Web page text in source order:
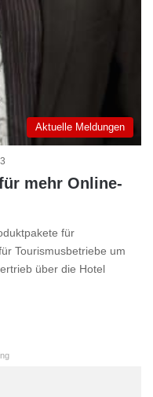
Aktuelle Meldungen
mehr Online-
für
Tourismusbetriebe um
über die Hotel